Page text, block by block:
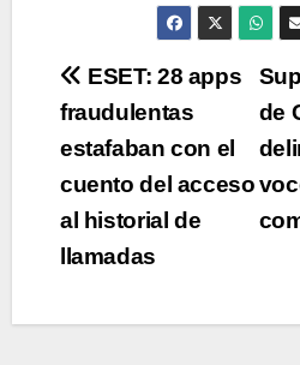
Navegación
de
entradas
de
ESET: 28 apps
fraudulentas
estafaban con el
cuento del acceso
al historial de
llamadas